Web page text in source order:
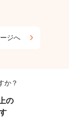
ジへ
か？
の